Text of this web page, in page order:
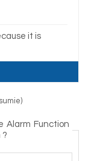
it is
Alarm Function
?